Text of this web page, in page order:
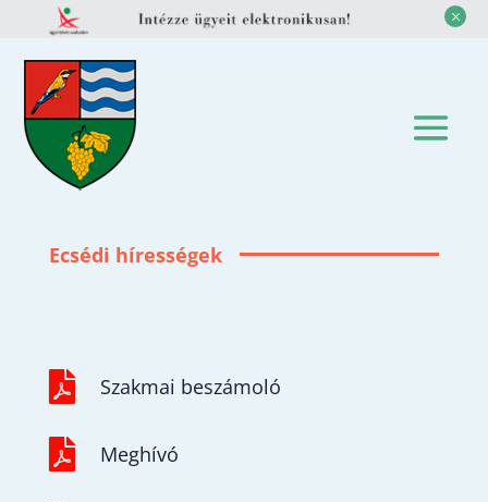
M
Ecsédi hírességek
 Szakmai beszámoló
 Meghívó